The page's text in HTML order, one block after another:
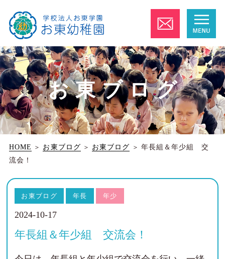
お東ブログ
HOME ＞ お東ブログ ＞ お東ブログ ＞ 年長組＆年少組 交
流会！
お東ブログ 年長 年少
2024-10-17
年長組＆年少組 交流会！